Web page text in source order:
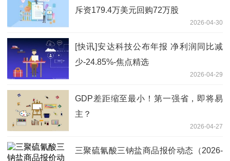
斥资179.4万美元回购72万股
2026-04-30
[快讯]安达科技公布年报 净利润同比减
少-24.85%-焦点精选
2026-04-29
GDP差距缩至最小！第一强省，即将易
主？
2026-04-27
三聚硫氰酸三钠盐商品报价动态（2026-